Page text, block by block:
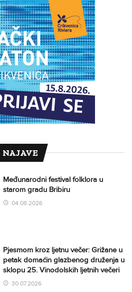
NAJAVE
Međunarodni festival folklora u
starom gradu Bribiru
04.08.2026
Pjesmom kroz ljetnu večer: Grižane u
petak domaćin glazbenog druženja u
sklopu 25. Vinodolskih ljetnih večeri
30.07.2026